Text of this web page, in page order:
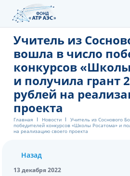
Учитель из
вошла в число
конкурсов
и получила грант
рублей на
проекта
Главная Новости
Учитель из Соснового
победителей конкурсов «Школы Росатома» и
на реализацию своего проекта
Назад
13 декабря 2022